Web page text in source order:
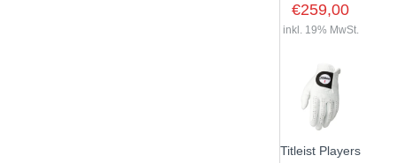
€259,00
inkl. 19% MwSt.
Titleist Players